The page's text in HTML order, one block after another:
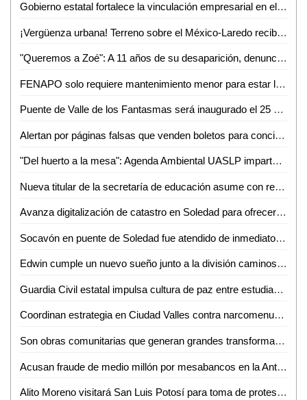
Gobierno estatal fortalece la vinculación empresarial en el bajío
¡Vergüenza urbana! Terreno sobre el México-Laredo recibe basura a plena vista de todos
"Queremos a Zoé": A 11 años de su desaparición, denuncian omisiones y olvido en el caso
FENAPO solo requiere mantenimiento menor para estar lista en agosto: Seduvop
Puente de Valle de los Fantasmas será inaugurado el 25 de julio previo a la FENAPO 2026
Alertan por páginas falsas que venden boletos para conciertos de la FENAPO
"Del huerto a la mesa": Agenda Ambiental UASLP imparte talleres de sustentabilidad y alimentación consciente
Nueva titular de la secretaría de educación asume con responsabilidad y compromiso
Avanza digitalización de catastro en Soledad para ofrecer trámites más rápidos a la ciudadanía
Socavón en puente de Soledad fue atendido de inmediato y no representa riesgo: SEDUVOP
Edwin cumple un nuevo sueño junto a la división caminos de la Guardia Civil estatal
Guardia Civil estatal impulsa cultura de paz entre estudiantes de la huasteca
Coordinan estrategia en Ciudad Valles contra narcomenudeo y extorsión
Son obras comunitarias que generan grandes transformaciones: presidenta Claudia Sheinbaum
Acusan fraude de medio millón por mesabancos en la Antero G. González de Valles
Alito Moreno visitará San Luis Potosí para toma de protesta de estructuras del PRI